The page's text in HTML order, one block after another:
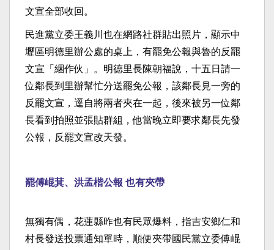
文宣全部收回。
民進黨立委王義川也在網路社群貼出照片，顯示中
壢區明德里辦公處的桌上，有罷免公報與魯的反罷
文宣「綑作伙」。明德里長陳朝福說，十五日請一
位鄰長到里辦幫忙分送罷免公報，該鄰長見一旁的
反罷文宣，逕自將兩者夾在一起，後來被另一位鄰
長看到拍照並張貼群組，他當晚立即要求鄰長先發
公報，反罷文宣改天發。
罷傅崐萁、洪孟楷公報 也有夾帶
無獨有偶，花蓮縣昨也有民眾爆料，指吉安鄉仁和
村長發送投票通知單時，順便夾帶國民黨立委傅崐